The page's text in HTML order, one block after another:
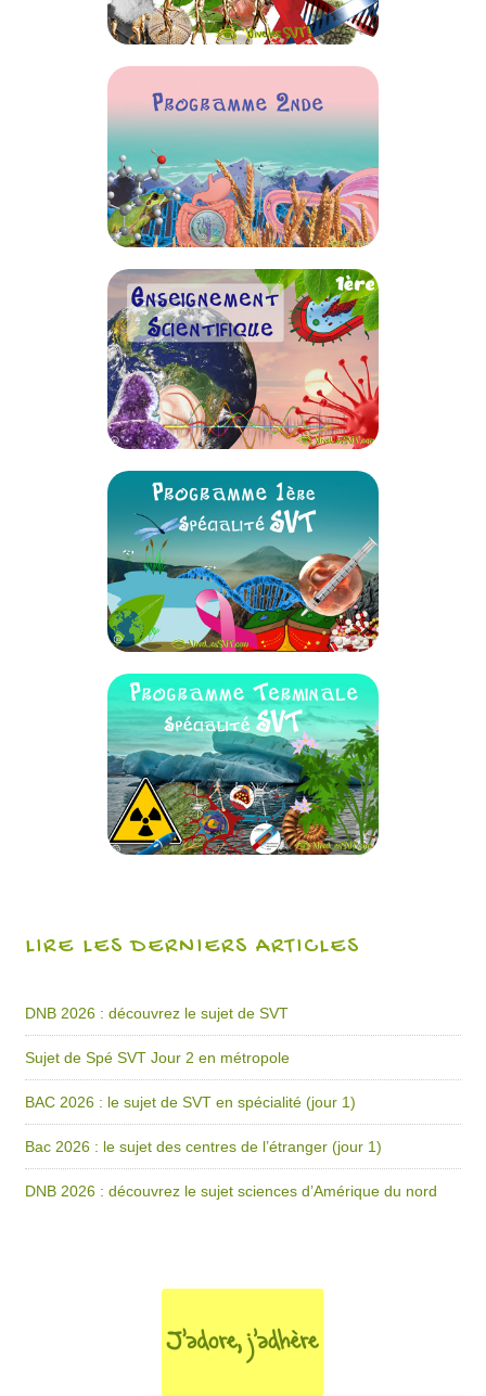
LIRE LES DERNIERS ARTICLES
DNB 2026 : découvrez le sujet de SVT
Sujet de Spé SVT Jour 2 en métropole
BAC 2026 : le sujet de SVT en spécialité (jour 1)
Bac 2026 : le sujet des centres de l’étranger (jour 1)
DNB 2026 : découvrez le sujet sciences d’Amérique du nord